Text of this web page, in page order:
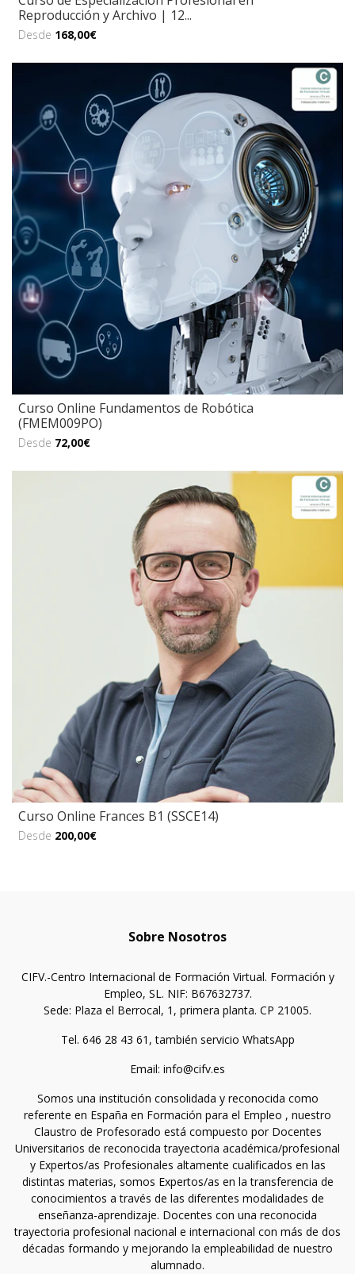
Reproducción y Archivo | 12...
Desde 168,00€
Curso Online Fundamentos de Robótica
(FMEM009PO)
Desde 72,00€
Curso Online Frances B1 (SSCE14)
Desde 200,00€
Sobre Nosotros
CIFV.-Centro Internacional de Formación Virtual. Formación y
Empleo, SL. NIF: B67632737.
Sede: Plaza el Berrocal, 1, primera planta. CP 21005.
Tel. 646 28 43 61, también servicio WhatsApp
Email: info@cifv.es
Somos una institución consolidada y reconocida como
referente en España en Formación para el Empleo , nuestro
Claustro de Profesorado está compuesto por Docentes
Universitarios de reconocida trayectoria académica/profesional
y Expertos/as Profesionales altamente cualificados en las
distintas materias, somos Expertos/as en la transferencia de
conocimientos a través de las diferentes modalidades de
enseñanza-aprendizaje. Docentes con una reconocida
trayectoria profesional nacional e internacional con más de dos
décadas formando y mejorando la empleabilidad de nuestro
alumnado.